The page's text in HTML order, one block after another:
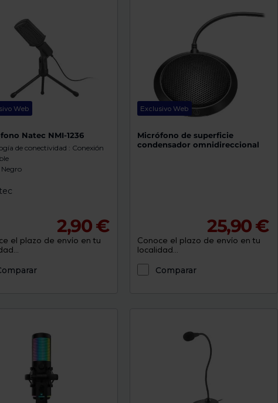
Web
Natec NMI-1236
de conectividad : Conexión
Negro
2,90 €
el plazo de envío en tu
Exclusivo Web
Micrófono de superficie
condensador omnidireccional
25,90 €
Conoce el plazo de envío en tu
localidad...
Comparar